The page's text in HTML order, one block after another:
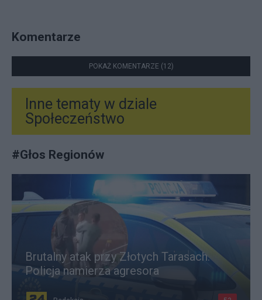
Komentarze
POKAŻ KOMENTARZE (12)
Inne tematy w dziale
Społeczeństwo
#Głos Regionów
Brutalny atak przy Złotych Tarasach.
Policja namierza agresora